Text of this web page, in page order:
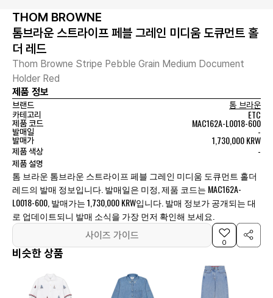
THOM BROWNE
톰브라운 스트라이프 페블 그레인 미디움 도큐먼트 홀
더 레드
Thom Browne Stripe Pebble Grain Medium Document
Holder Red
제품 정보
브랜드
톰 브라운
카테고리
ETC
제품 코드 MAC162A-L0018-600
발매일 -
발매가 1,730,000 KRW
제품 색상 -
제품 설명
톰 브라운 톰브라운 스트라이프 페블 그레인 미디움 도큐먼트 홀더
레드의 발매 정보입니다. 발매일은 미정, 제품 코드는 MAC162A-
L0018-600, 발매가는 1,730,000 KRW입니다. 발매 정보가 공개되는 대
로 업데이트되니 발매 소식을 가장 먼저 확인해 보세요.
사이즈 가이드
0
비슷한 상품